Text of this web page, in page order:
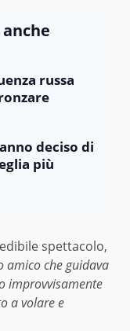
russa
deciso di
più
spettacolo,
amico che guidava
improvvisamente
a volare e